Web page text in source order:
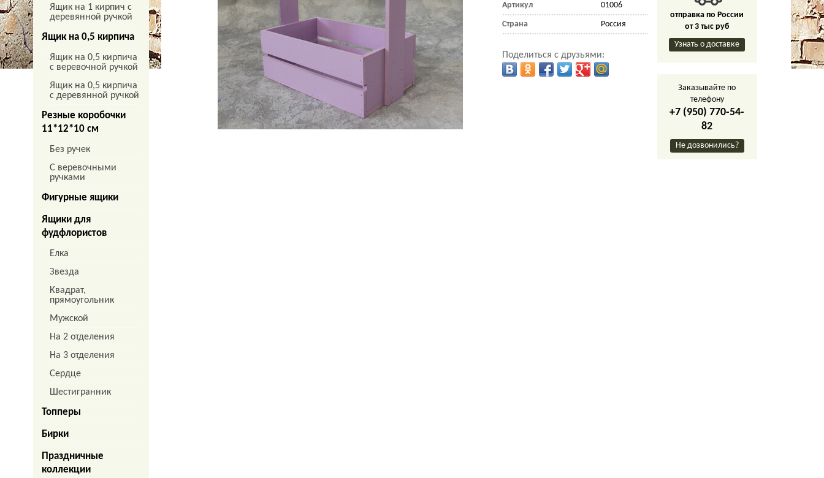
Ящик на 1 кирпич с
деревянной ручкой
Ящик на 0,5 кирпича
Ящик на 0,5 кирпича
с веревочной ручкой
Ящик на 0,5 кирпича
с деревянной ручкой
Резные коробочки
11*12*10 см
Без ручек
С веревочными
ручками
Фигурные ящики
Ящики для
фудфлористов
Елка
Звезда
Квадрат,
прямоугольник
Мужской
На 2 отделения
На 3 отделения
Сердце
Шестигранник
Топперы
Бирки
Праздничные
коллекции
Артикул 01006
Страна Россия
Поделиться с друзьями:
отправка по России
от 3 тыс руб
Узнать о доставке
Заказывайте по
телефону
+7 (950) 770-54-
82
Не дозвонились?